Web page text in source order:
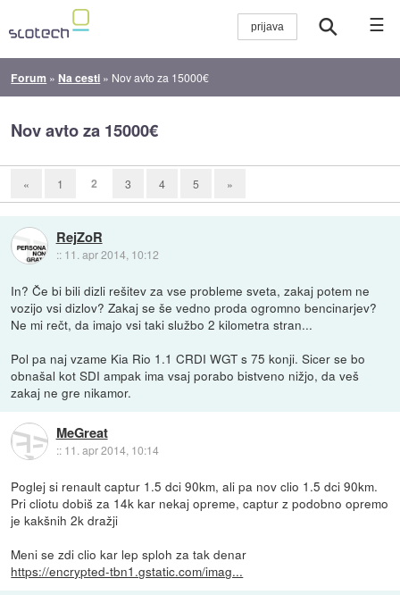
☰
Forum » Na cesti » Nov avto za 15000€
Nov avto za 15000€
« 1 2 3 4 5 »
RejZoR
:: 11. apr 2014, 10:12
In? Če bi bili dizli rešitev za vse probleme sveta, zakaj potem ne
vozijo vsi dizlov? Zakaj se še vedno proda ogromno bencinarjev?
Ne mi rečt, da imajo vsi taki službo 2 kilometra stran...
Pol pa naj vzame Kia Rio 1.1 CRDI WGT s 75 konji. Sicer se bo
obnašal kot SDI ampak ima vsaj porabo bistveno nižjo, da veš
zakaj ne gre nikamor.
MeGreat
:: 11. apr 2014, 10:14
Poglej si renault captur 1.5 dci 90km, ali pa nov clio 1.5 dci 90km.
Pri cliotu dobiš za 14k kar nekaj opreme, captur z podobno opremo
je kakšnih 2k dražji
Meni se zdi clio kar lep sploh za tak denar
https://encrypted-tbn1.gstatic.com/imag...